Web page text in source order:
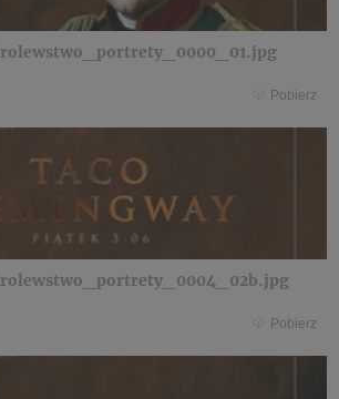
Pobierz
Pobierz